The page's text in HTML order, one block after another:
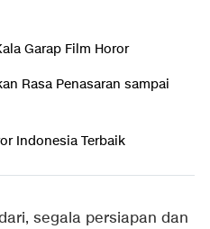
Garap Film Horor
Rasa Penasaran sampai
Indonesia Terbaik
segala persiapan dan